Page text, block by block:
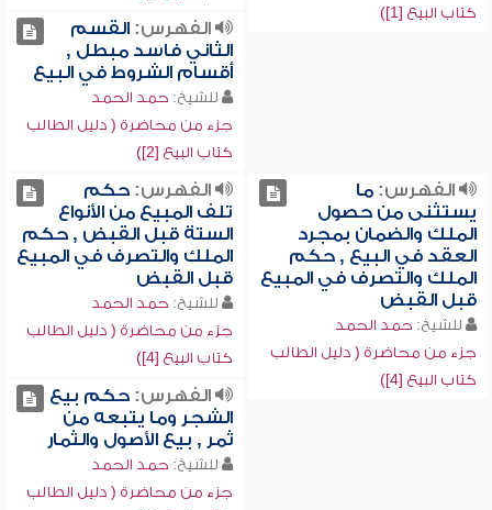
كتاب البيع [1])
الفهرس:القسم
الثاني فاسد مبطل ,
أقسام الشروط في البيع
للشيخ: حمد الحمد
جزء من محاضرة ( دليل الطالب
كتاب البيع [2])
الفهرس:ما
يستثنى من حصول
الملك والضمان بمجرد
العقد في البيع , حكم
الملك والتصرف في المبيع
قبل القبض
للشيخ: حمد الحمد
جزء من محاضرة ( دليل الطالب
كتاب البيع [4])
الفهرس:حكم
تلف المبيع من الأنواع
الستة قبل القبض , حكم
الملك والتصرف في المبيع
قبل القبض
للشيخ: حمد الحمد
جزء من محاضرة ( دليل الطالب
كتاب البيع [4])
الفهرس:حكم بيع
الشجر وما يتبعه من
ثمر , بيع الأصول والثمار
للشيخ: حمد الحمد
جزء من محاضرة ( دليل الطالب